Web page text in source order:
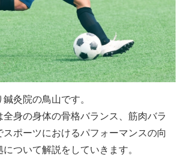
灸院の鳥山です。
身の身体の骨格バランス、筋肉バラ
スポーツにおけるパフォーマンスの向
について解説をしていきます。